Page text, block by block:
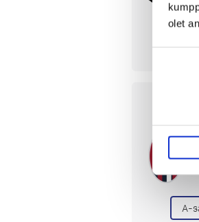
oletA-
A-